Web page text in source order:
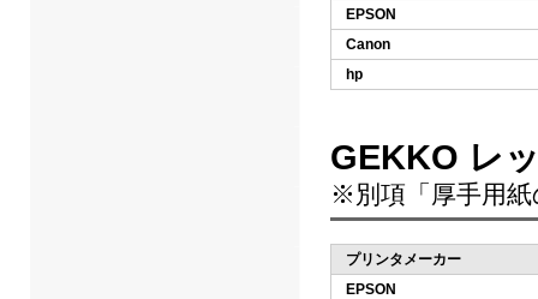
EPSON
Canon
hp
GEKKO レ
※別項「厚手用
プリンタメーカー
EPSON